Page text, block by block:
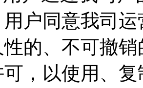
户同意我司
的、不可撤
，以使用、